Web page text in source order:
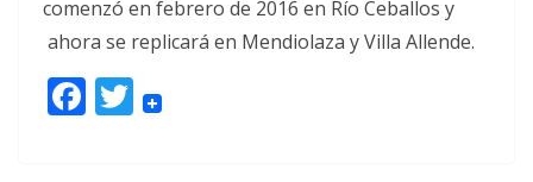
comenzó en febrero de 2016 en Río Ceballos y
ahora se replicará en Mendiolaza y Villa Allende.
F T